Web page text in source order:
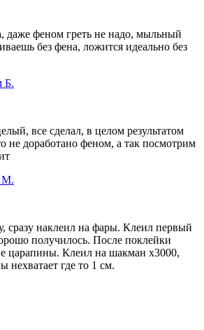
даже феном греть не надо, мыльный
без фена, ложится идеально без
все сделал, в целом результатом
не доработано феном, а так посмотрим
сразу наклеил на фары. Клеил первый
получилось. После поклейки
царапины. Клеил на шакман х3000,
нехватает где то 1 см.